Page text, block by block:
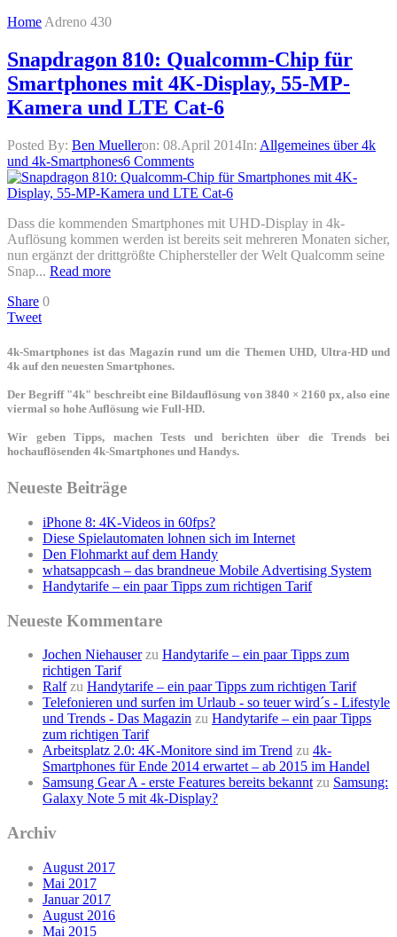
Home Adreno 430
Snapdragon 810: Qualcomm-Chip für
Smartphones mit 4K-Display, 55-MP-
Kamera und LTE Cat-6
Posted By: Ben Muelleron: 08.April 2014In: Allgemeines über 4k
und 4k-Smartphones6 Comments
Dass die kommenden Smartphones mit UHD-Display in 4k-
Auflösung kommen werden ist bereits seit mehreren Monaten sicher,
nun ergänzt der drittgrößte Chiphersteller der Welt Qualcomm seine
Snap... Read more
Share 0
Tweet
4k-Smartphones ist das Magazin rund um die Themen UHD, Ultra-HD und
4k auf den neuesten Smartphones.
Der Begriff "4k" beschreibt eine Bildauflösung von 3840 × 2160 px, also eine
viermal so hohe Auflösung wie Full-HD.
Wir geben Tipps, machen Tests und berichten über die Trends bei
hochauflösenden 4k-Smartphones und Handys.
Neueste Beiträge
iPhone 8: 4K-Videos in 60fps?
Diese Spielautomaten lohnen sich im Internet
Den Flohmarkt auf dem Handy
whatsappcash – das brandneue Mobile Advertising System
Handytarife – ein paar Tipps zum richtigen Tarif
Neueste Kommentare
Jochen Niehauserzu Handytarife – ein paar Tipps zum
richtigen Tarif
Ralfzu Handytarife – ein paar Tipps zum richtigen Tarif
Telefonieren und surfen im Urlaub - so teuer wird´s - Lifestyle
und Trends - Das Magazin zu Handytarife – ein paar Tipps
zum richtigen Tarif
Arbeitsplatz 2.0: 4K-Monitore sind im Trend zu 4k-
Smartphones für Ende 2014 erwartet – ab 2015 im Handel
Samsung Gear A - erste Features bereits bekannt zu Samsung:
Galaxy Note 5 mit 4k-Display?
Archiv
August 2017
Mai 2017
Januar 2017
August 2016
Mai 2015